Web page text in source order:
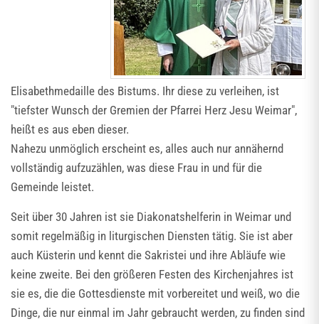
Elisabethmedaille des Bistums. Ihr diese zu verleihen, ist
"tiefster Wunsch der Gremien der Pfarrei Herz Jesu Weimar",
heißt es aus eben dieser.
Nahezu unmöglich erscheint es, alles auch nur annähernd
vollständig aufzuzählen, was diese Frau in und für die
Gemeinde leistet.
Seit über 30 Jahren ist sie Diakonatshelferin in Weimar und
somit regelmäßig in liturgischen Diensten tätig. Sie ist aber
auch Küsterin und kennt die Sakristei und ihre Abläufe wie
keine zweite. Bei den größeren Festen des Kirchenjahres ist
sie es, die die Gottesdienste mit vorbereitet und weiß, wo die
Dinge, die nur einmal im Jahr gebraucht werden, zu finden sind